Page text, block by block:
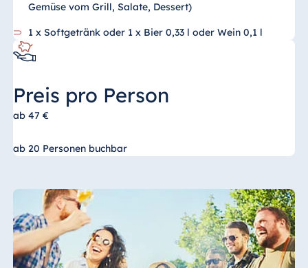
Gemüse vom Grill, Salate, Dessert)
1 x Softgetränk oder 1 x Bier 0,33 l oder Wein 0,1 l
Preis pro Person
ab 47 €
ab 20 Personen buchbar